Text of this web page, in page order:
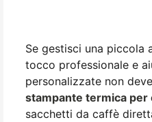
Se gestisci una
tocco professionale e
personalizzate non
stampante termica per
sacchetti da caffè